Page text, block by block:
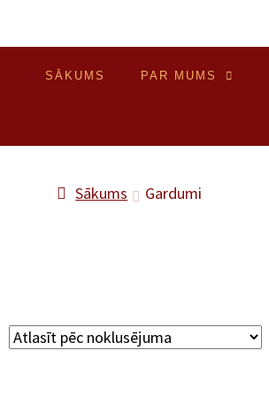
SĀKUMS PAR MUMS
Sākums Gardumi